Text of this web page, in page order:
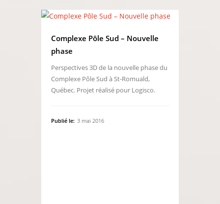
Complexe Pôle Sud – Nouvelle
phase
Perspectives 3D de la nouvelle phase du
Complexe Pôle Sud à St-Romuald,
Québec. Projet réalisé pour Logisco.
Publié le: 3 mai 2016